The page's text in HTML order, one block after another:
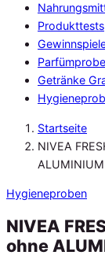
Produkttests
Getränke
Startseite
NIVEA
Hygieneproben
NIVEA
ohne